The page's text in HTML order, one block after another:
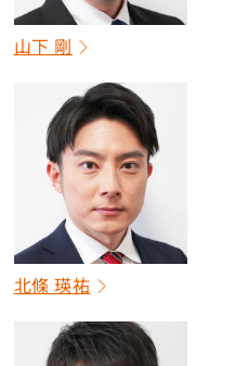
山下 剛
北條 瑛祐